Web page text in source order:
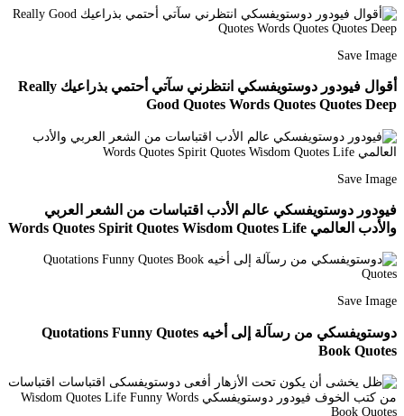
Save Image
أقوال فيودور دوستويفسكي انتظرني سآتي أحتمي بذراعيك Really
Good Quotes Words Quotes Quotes Deep
Save Image
فيودور دوستويفسكي عالم الأدب اقتباسات من الشعر العربي
والأدب العالمي Words Quotes Spirit Quotes Wisdom Quotes Life
Save Image
دوستويفسكي من رسآلة إلى أخيه Quotations Funny Quotes
Book Quotes